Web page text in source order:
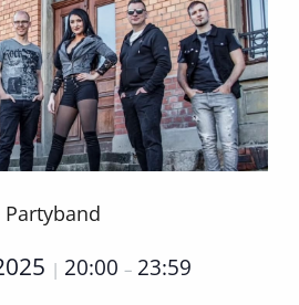
| 20:00 – 23:59